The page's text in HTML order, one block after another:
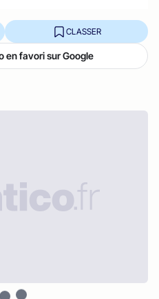
CLASSER
en favori sur Google